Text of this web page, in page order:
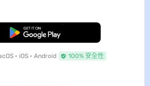
免費下載
• iOS • Android 100% 安全性